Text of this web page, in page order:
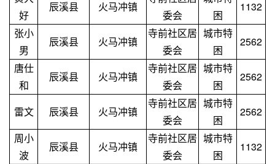
好
辰溪县 火马冲镇
委会
困
1132
张小
男
辰溪县 火马冲镇
寺前社区居
委会
城市特
困
2562
唐仕
和
辰溪县 火马冲镇
寺前社区居
委会
城市特
困
2562
雷文 辰溪县 火马冲镇
寺前社区居
委会
城市特
困
2562
周小
波
辰溪县 火马冲镇
寺前社区居
委会
城市特
困
1132